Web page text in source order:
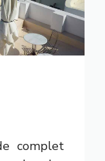
complet